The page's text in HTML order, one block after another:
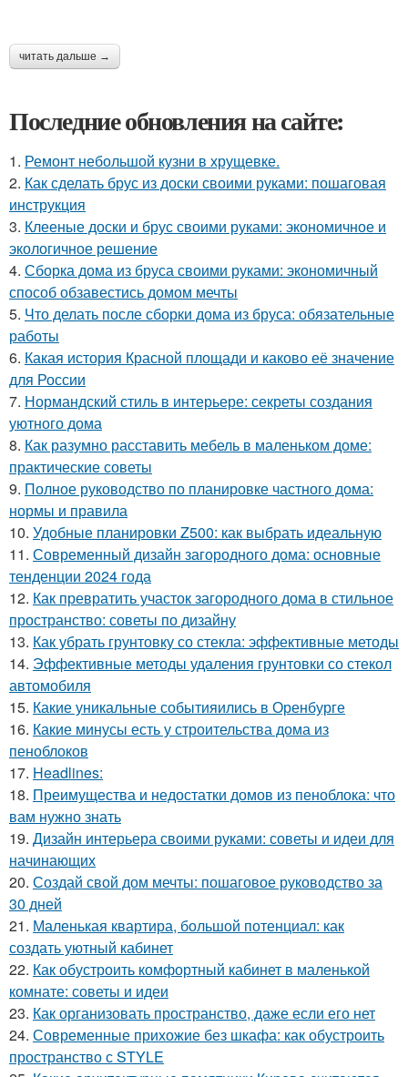
читать дальше →
Последние обновления на сайте:
1. Ремонт небольшой кузни в хрущевке.
2. Как сделать брус из доски своими руками: пошаговая
инструкция
3. Клееные доски и брус своими руками: экономичное и
экологичное решение
4. Сборка дома из бруса своими руками: экономичный
способ обзавестись домом мечты
5. Что делать после сборки дома из бруса: обязательные
работы
6. Какая история Красной площади и каково её значение
для России
7. Нормандский стиль в интерьере: секреты создания
уютного дома
8. Как разумно расставить мебель в маленьком доме:
практические советы
9. Полное руководство по планировке частного дома:
нормы и правила
10. Удобные планировки Z500: как выбрать идеальную
11. Современный дизайн загородного дома: основные
тенденции 2024 года
12. Как превратить участок загородного дома в стильное
пространство: советы по дизайну
13. Как убрать грунтовку со стекла: эффективные методы
14. Эффективные методы удаления грунтовки со стекол
автомобиля
15. Какие уникальные событияились в Оренбурге
16. Какие минусы есть у строительства дома из
пеноблоков
17. Headlines:
18. Преимущества и недостатки домов из пеноблока: что
вам нужно знать
19. Дизайн интерьера своими руками: советы и идеи для
начинающих
20. Создай свой дом мечты: пошаговое руководство за
30 дней
21. Маленькая квартира, большой потенциал: как
создать уютный кабинет
22. Как обустроить комфортный кабинет в маленькой
комнате: советы и идеи
23. Как организовать пространство, даже если его нет
24. Современные прихожие без шкафа: как обустроить
пространство с STYLE